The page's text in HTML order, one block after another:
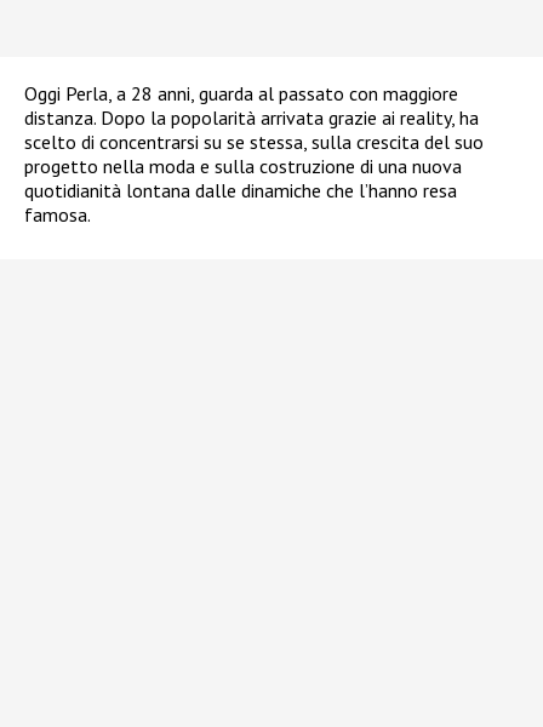
Oggi Perla, a 28 anni, guarda al passato con maggiore
distanza. Dopo la popolarità arrivata grazie ai reality, ha
scelto di concentrarsi su se stessa, sulla crescita del suo
progetto nella moda e sulla costruzione di una nuova
quotidianità lontana dalle dinamiche che l’hanno resa
famosa.